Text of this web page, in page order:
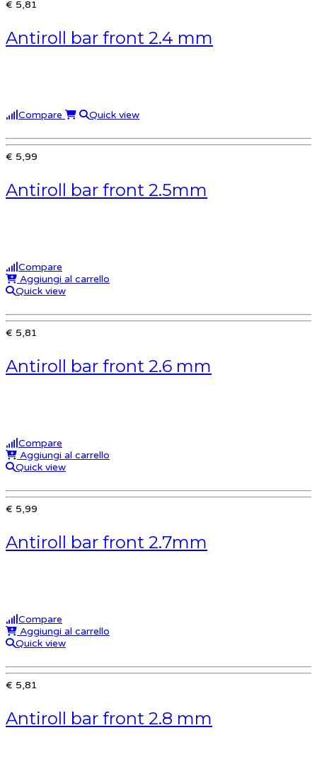
€ 5,81
Antiroll bar front 2.4 mm
Compare Quick view
€ 5,99
Antiroll bar front 2.5mm
Compare
Aggiungi al carrello
Quick view
€ 5,81
Antiroll bar front 2.6 mm
Compare
Aggiungi al carrello
Quick view
€ 5,99
Antiroll bar front 2.7mm
Compare
Aggiungi al carrello
Quick view
€ 5,81
Antiroll bar front 2.8 mm